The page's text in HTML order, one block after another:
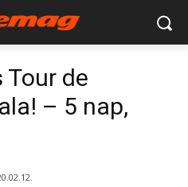
Tour de
– 5 nap,